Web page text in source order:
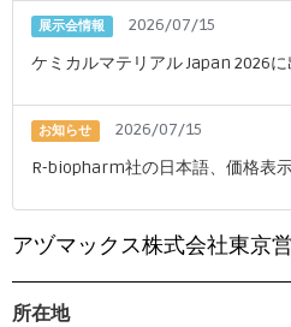
展示会情報
2026/07/15
ケミカルマテリアル Japan 2026
お知らせ
2026/07/15
R-biopharm社の日本語、価格表
アヅマックス株式会社東京
所在地